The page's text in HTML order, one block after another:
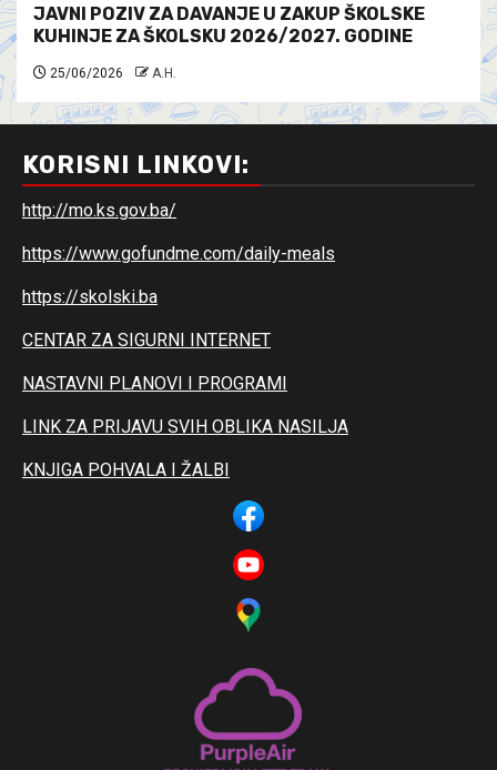
JAVNI POZIV ZA DAVANJE U ZAKUP ŠKOLSKE
KUHINJE ZA ŠKOLSKU 2026/2027. GODINE
25/06/2026 A.H.
KORISNI LINKOVI:
http://mo.ks.gov.ba/
https://www.gofundme.com/daily-meals
https://skolski.ba
CENTAR ZA SIGURNI INTERNET
NASTAVNI PLANOVI I PROGRAMI
LINK ZA PRIJAVU SVIH OBLIKA NASILJA
KNJIGA POHVALA I ŽALBI